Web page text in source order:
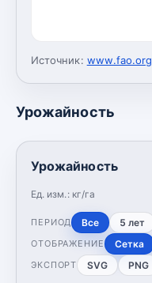
Источник: www.fao.org
Урожайность
Урожайность
Ед. изм.: кг/га
ПЕРИОД Все 5 лет
ОТОБРАЖЕНИЕ Сетка
ЭКСПОРТ SVG PNG